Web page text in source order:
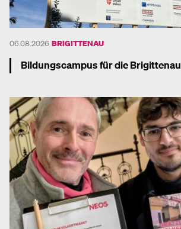
06.08.2026 BRIGITTENAU
Bildungscampus für die Brigittenau